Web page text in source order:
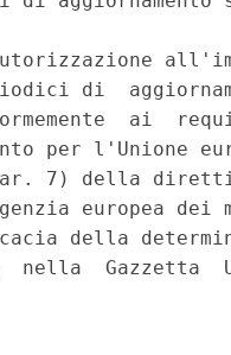
di
ai
per l'Unione
7) della
europea
della
nella  Gazzetta